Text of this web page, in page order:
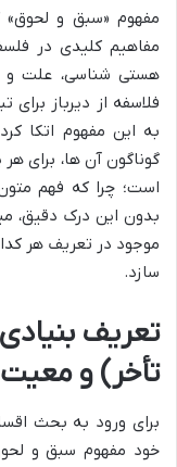
مفهوم «سبق و لحوق»
مفاهیم کلیدی در
هستی شناسی، علت و
فلاسفه از دیرباز
به این مفهوم اتکا
گوناگون آن ها، برای
است؛ چرا که فهم
بدون این درک دقیق،
موجود در تعریف هر
سازد.
تعریف
تأخر) و معیت
برای ورود به بحث
خود مفهوم سبق و